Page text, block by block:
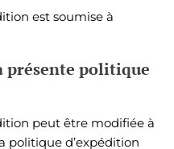
est soumise à
présente politique
peut être modifiée à
politique d’expédition